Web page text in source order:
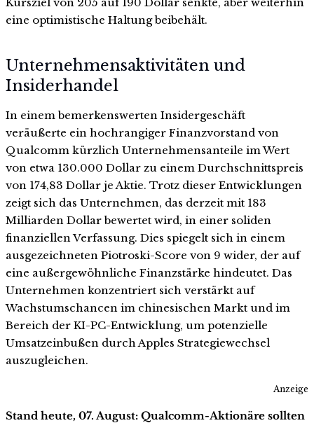
eine optimistische Haltung beibehält.
Unternehmensaktivitäten und
Insiderhandel
In einem bemerkenswerten Insidergeschäft
veräußerte ein hochrangiger Finanzvorstand von
Qualcomm kürzlich Unternehmensanteile im Wert
von etwa 130.000 Dollar zu einem Durchschnittspreis
von 174,83 Dollar je Aktie. Trotz dieser Entwicklungen
zeigt sich das Unternehmen, das derzeit mit 183
Milliarden Dollar bewertet wird, in einer soliden
finanziellen Verfassung. Dies spiegelt sich in einem
ausgezeichneten Piotroski-Score von 9 wider, der auf
eine außergewöhnliche Finanzstärke hindeutet. Das
Unternehmen konzentriert sich verstärkt auf
Wachstumschancen im chinesischen Markt und im
Bereich der KI-PC-Entwicklung, um potenzielle
Umsatzeinbußen durch Apples Strategiewechsel
auszugleichen.
Anzeige
Stand heute, 07. August: Qualcomm-Aktionäre sollten